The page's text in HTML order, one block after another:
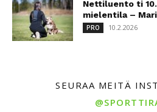
Nettiluento ti
mielentila –
PRO 10.2.2026
SEURAA MEITÄ